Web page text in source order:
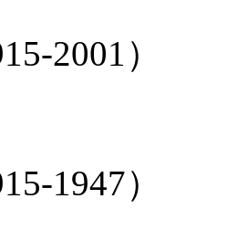
2001）
1947）